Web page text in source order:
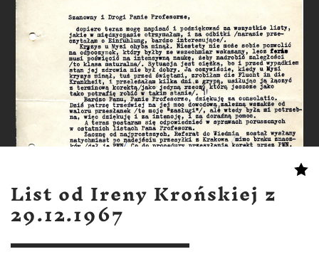
List od Ireny Krońskiej z
29.12.1967